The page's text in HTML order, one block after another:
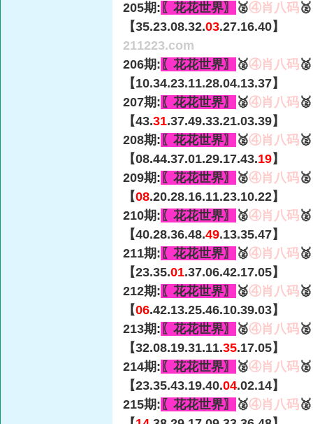
205期: 〖花花世界〗 🥈④肖八码
【35.23.08.32.03.27.16.40】
211223.com
206期: 〖花花世界〗 🥈④肖八码
【10.34.23.11.28.04.13.37】
207期: 〖花花世界〗 🥈④肖八码
【43.31.37.49.33.21.03.39】
208期: 〖花花世界〗 🥈④肖八码
【08.44.37.01.29.17.43.19】
209期: 〖花花世界〗 🥈④肖八码
【08.20.28.16.11.23.10.22】
210期: 〖花花世界〗 🥈④肖八码
【40.28.36.48.49.13.35.47】
211期: 〖花花世界〗 🥈④肖八码
【23.35.01.37.06.42.17.05】
212期: 〖花花世界〗 🥈④肖八码
【06.42.13.25.46.10.39.03】
213期: 〖花花世界〗 🥈④肖八码
【32.08.19.31.11.35.17.05】
214期: 〖花花世界〗 🥈④肖八码
【23.35.43.19.40.04.02.14】
215期: 〖花花世界〗 🥈④肖八码